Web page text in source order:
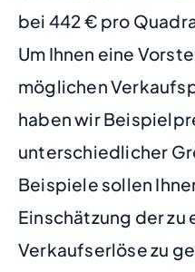
bei 442 € pro
Um Ihnen eine
möglichen
haben wir
unterschiedlicher
Beispiele sollen
Einschätzung der
Verkaufserlöse zu